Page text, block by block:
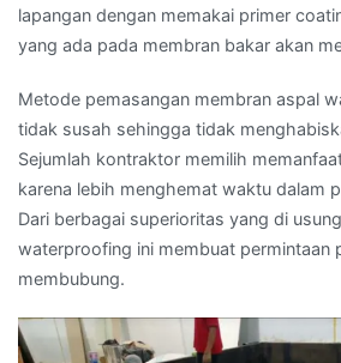
lapangan dengan memakai primer
yang ada pada membran bakar akan
Metode pemasangan membran aspal
tidak susah sehingga tidak
Sejumlah kontraktor memilih
karena lebih menghemat waktu dalam
Dari berbagai superioritas yang di
waterproofing ini membuat permintaan
membubung.